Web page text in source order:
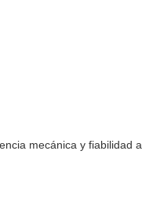
mecánica y fiabilidad a